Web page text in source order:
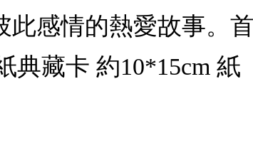
感情的熱愛故事。
典藏卡 約10*15cm 紙